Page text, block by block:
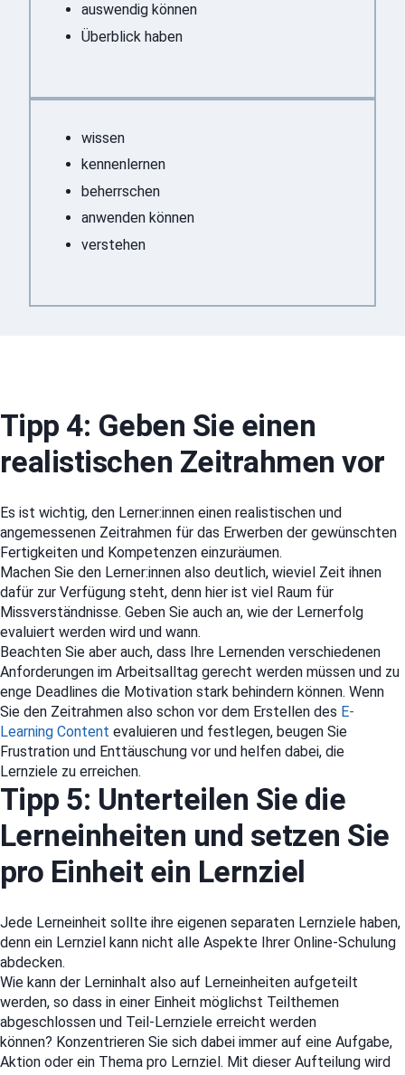
auswendig können
Überblick haben
wissen
kennenlernen
beherrschen
anwenden können
verstehen
Tipp 4: Geben Sie einen
realistischen Zeitrahmen vor
Es ist wichtig, den Lerner:innen einen realistischen und
angemessenen Zeitrahmen für das Erwerben der gewünschten
Fertigkeiten und Kompetenzen einzuräumen.
Machen Sie den Lerner:innen also deutlich, wieviel Zeit ihnen
dafür zur Verfügung steht, denn hier ist viel Raum für
Missverständnisse. Geben Sie auch an, wie der Lernerfolg
evaluiert werden wird und wann.
Beachten Sie aber auch, dass Ihre Lernenden verschiedenen
Anforderungen im Arbeitsalltag gerecht werden müssen und zu
enge Deadlines die Motivation stark behindern können. Wenn
Sie den Zeitrahmen also schon vor dem Erstellen des E-
Learning Content evaluieren und festlegen, beugen Sie
Frustration und Enttäuschung vor und helfen dabei, die
Lernziele zu erreichen.
Tipp 5: Unterteilen Sie die
Lerneinheiten und setzen Sie
pro Einheit ein Lernziel
Jede Lerneinheit sollte ihre eigenen separaten Lernziele haben,
denn ein Lernziel kann nicht alle Aspekte Ihrer Online-Schulung
abdecken.
Wie kann der Lerninhalt also auf Lerneinheiten aufgeteilt
werden, so dass in einer Einheit möglichst Teilthemen
abgeschlossen und Teil-Lernziele erreicht werden
können? Konzentrieren Sie sich dabei immer auf eine Aufgabe,
Aktion oder ein Thema pro Lernziel. Mit dieser Aufteilung wird